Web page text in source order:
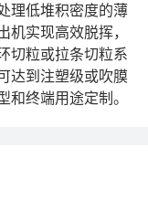
理低堆积密度的薄
实现高效脱挥，
切粒或拉条切粒系
达到注塑级或吹膜
终端用途定制。